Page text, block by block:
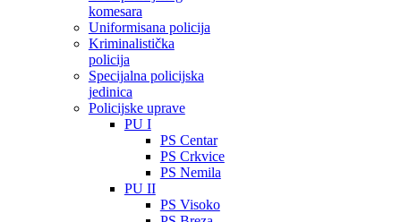
komesara
Uniformisana policija
Kriminalistička
policija
Specijalna policijska
jedinica
Policijske uprave
PU I
PS Centar
PS Crkvice
PS Nemila
PU II
PS Visoko